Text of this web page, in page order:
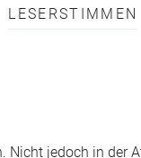
LESERSTIMMEN
jedoch in der